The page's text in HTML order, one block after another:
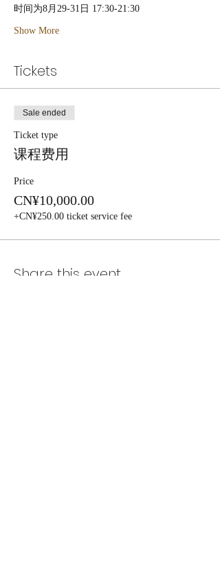
时间为8月29-31日 17:30-21:30
Show More
Tickets
Sale ended
Ticket type
课程费用
Price
CN¥10,000.00
+CN¥250.00 ticket service fee
Share this event